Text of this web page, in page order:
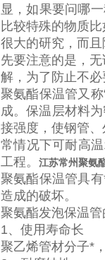
显，如果要问哪
比较特殊的物质
很大的研究，而
先要注意的是，
解，为了防止不
聚氨酯保温管又称
成。保温层材料
接强度，使钢管
常情况下可耐高温
工程。
江苏常州聚氨
聚氨酯保温管具
造成的破坏。
聚氨酯发泡保温
1、使用寿命长
聚乙烯管材分子*